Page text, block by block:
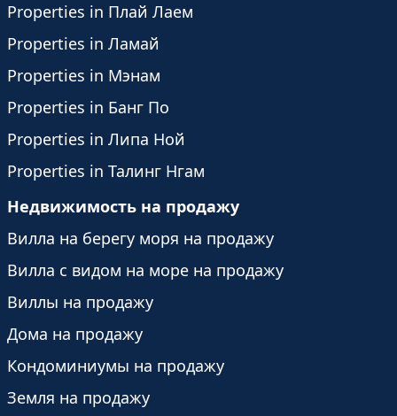
Properties in Плай Лаем
Properties in Ламай
Properties in Мэнам
Properties in Банг По
Properties in Липа Ной
Properties in Талинг Нгам
Недвижимость на продажу
Вилла на берегу моря на продажу
Вилла с видом на море на продажу
Виллы на продажу
Дома на продажу
Кондоминиумы на продажу
Земля на продажу